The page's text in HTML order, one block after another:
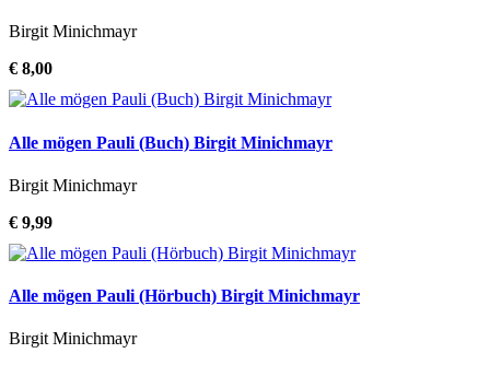
Birgit Minichmayr
€ 8,00
Alle mögen Pauli (Buch) Birgit Minichmayr
Birgit Minichmayr
€ 9,99
Alle mögen Pauli (Hörbuch) Birgit Minichmayr
Birgit Minichmayr